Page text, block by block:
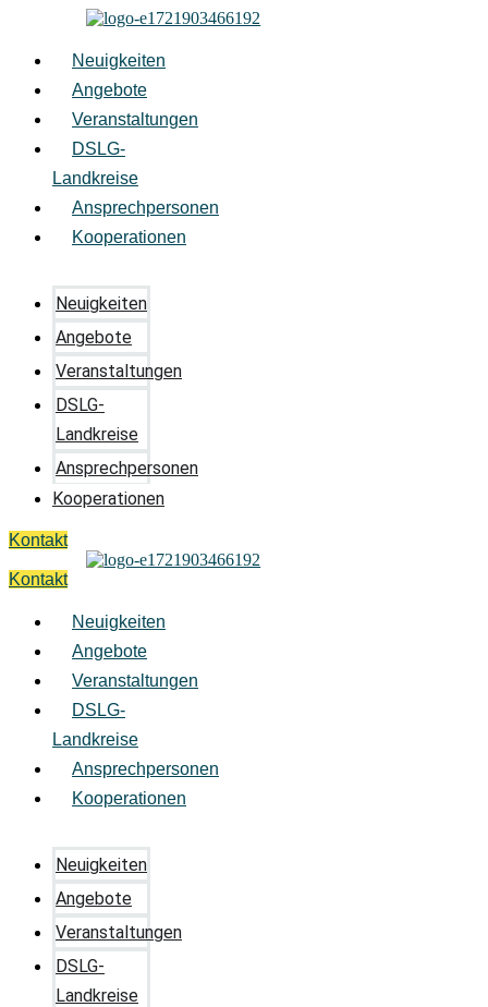
springen
Neuigkeiten
Angebote
Veranstaltungen
DSLG-
Landkreise
Ansprechpersonen
Kooperationen
Neuigkeiten
Angebote
Veranstaltungen
DSLG-
Landkreise
Ansprechpersonen
Kooperationen
Kontakt
Kontakt
Neuigkeiten
Angebote
Veranstaltungen
DSLG-
Landkreise
Ansprechpersonen
Kooperationen
Neuigkeiten
Angebote
Veranstaltungen
DSLG-
Landkreise